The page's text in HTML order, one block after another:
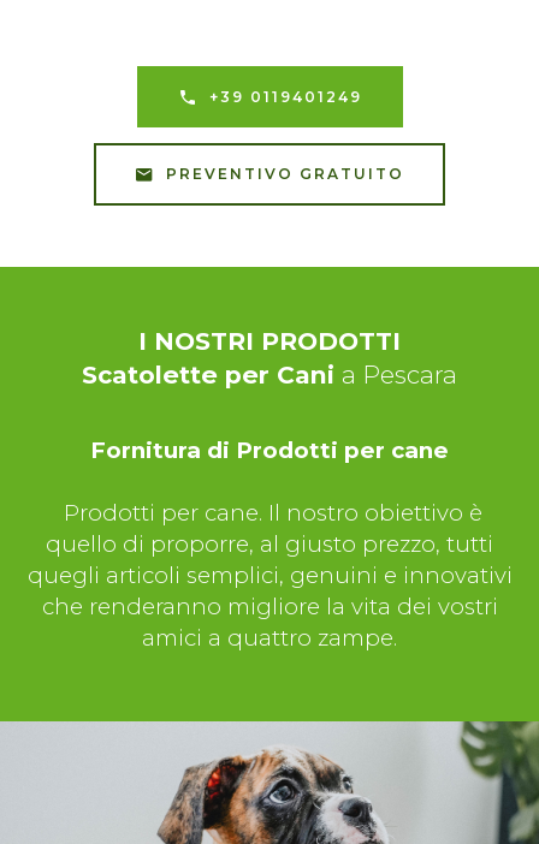
+39 0119401249
PREVENTIVO GRATUITO
I NOSTRI PRODOTTI
Scatolette per Cani a Pescara
Fornitura di Prodotti per cane
Prodotti per cane. Il nostro obiettivo è
quello di proporre, al giusto prezzo, tutti
quegli articoli semplici, genuini e innovativi
che renderanno migliore la vita dei vostri
amici a quattro zampe.